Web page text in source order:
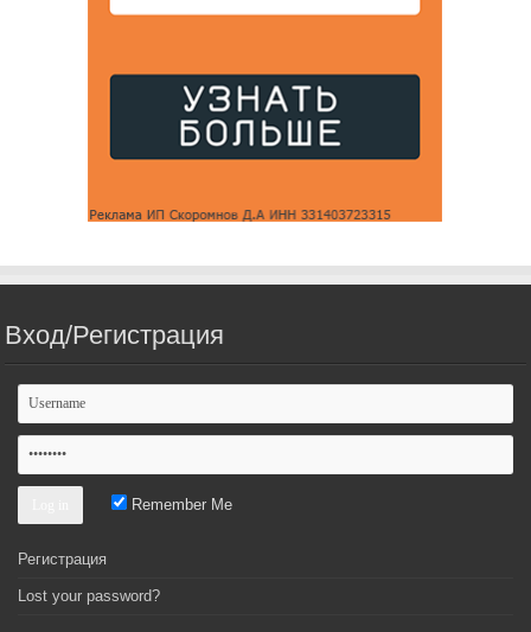
Вход/Регистрация
Remember Me
Регистрация
Lost your password?